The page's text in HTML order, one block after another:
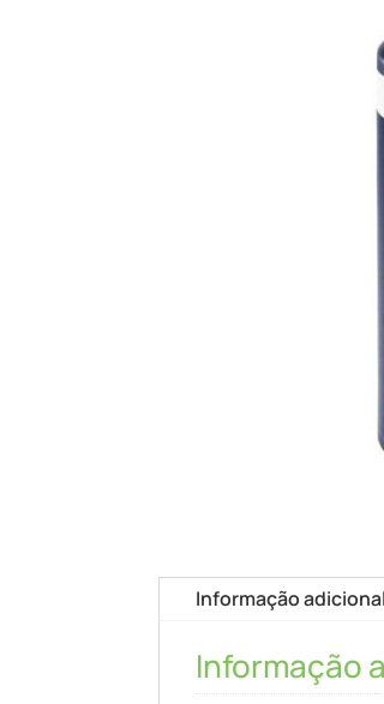
Informação adicional
Informação